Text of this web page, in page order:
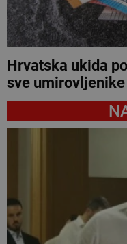
Hrvatska ukida
sve umirovljenike